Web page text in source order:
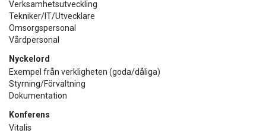
Verksamhetsutveckling
Tekniker/IT/Utvecklare
Omsorgspersonal
Vårdpersonal
Nyckelord
Exempel från verkligheten (goda/dåliga)
Styrning/Förvaltning
Dokumentation
Konferens
Vitalis